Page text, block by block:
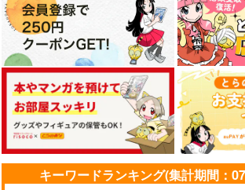
最近恋人になった(可
愛い)後輩から避けら
れてる件
ばなな食堂
472円（税込）
レイン×マッシュ
サンプル
作品詳細
【忍たまレシピ・考察
本】室町ぐらし4冊セ
ット
np.
2,750円（税込）
食堂のおばちゃん
サンプル
作品詳細
キーワードランキング(集計期間：